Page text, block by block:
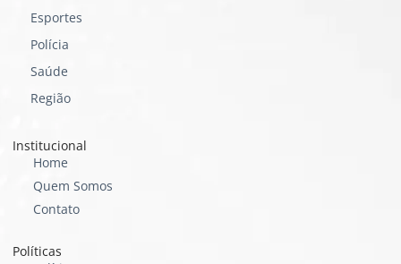
Esportes
Polícia
Saúde
Região
Institucional
Home
Quem Somos
Contato
Políticas